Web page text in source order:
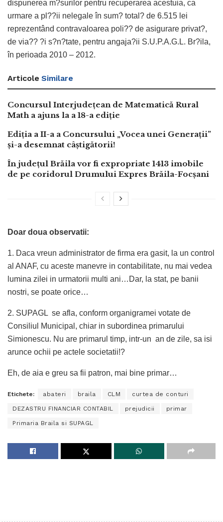
dispunerea m?surilor pentru recuperarea acestuia, ca
urmare a pl??ii nelegale în sum? total? de 6.515 lei
reprezentând contravaloarea poli?? de asigurare privat?,
de via?? ?i s?n?tate, pentru angaja?ii S.U.P.A.G.L. Br?ila,
în perioada 2010 – 2012.
Articole Similare
Concursul Interjudețean de Matematică Rural
Math a ajuns la a 18-a ediție
Ediția a II-a a Concursului „Vocea unei Generații”
și-a desemnat câștigătorii!
În județul Brăila vor fi expropriate 1413 imobile
de pe coridorul Drumului Expres Brăila-Focșani
Doar doua observatii:
1. Daca vreun administrator de firma era gasit, la un control
al ANAF, cu aceste manevre in contabilitate, nu mai vedea
lumina zilei in urmatorii multi ani…Dar, la stat, pe banii
nostri, se poate orice…
2. SUPAGL se afla, conform organigramei votate de
Consiliul Municipal, chiar in subordinea primarului
Simionescu. Nu are primarul timp, intr-un an de zile, sa isi
arunce ochii pe actele societatii!?
Eh, de aia e greu sa fii patron, mai bine primar…
Etichete: abateri braila CLM curtea de conturi
DEZASTRU FINANCIAR CONTABIL prejudicii primar
Primaria Braila si SUPAGL